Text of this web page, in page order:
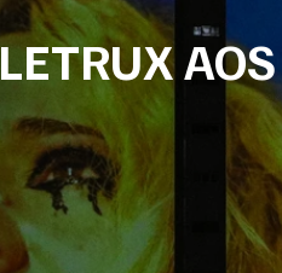
LETRUX